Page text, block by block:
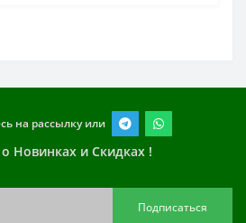
на рассылку или
Новинках и Скидках !
Подписаться